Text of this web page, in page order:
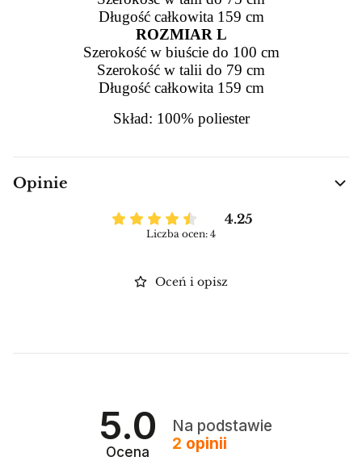
Długość całkowita 159 cm
ROZMIAR L
Szerokość w biuście do 100 cm
Szerokość w talii do 79 cm
Długość całkowita 159 cm
Skład: 100% poliester
Opinie
4.25
Liczba ocen: 4
Oceń i opisz
5.0
Ocena
Na podstawie
2 opinii